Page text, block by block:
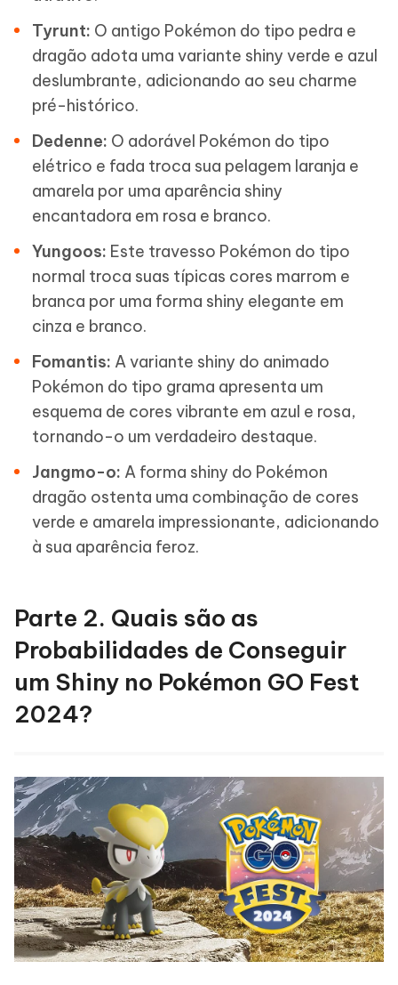
Tyrunt: O antigo Pokémon do tipo pedra e
dragão adota uma variante shiny verde e azul
deslumbrante, adicionando ao seu charme
pré-histórico.
Dedenne: O adorável Pokémon do tipo
elétrico e fada troca sua pelagem laranja e
amarela por uma aparência shiny
encantadora em rosa e branco.
Yungoos: Este travesso Pokémon do tipo
normal troca suas típicas cores marrom e
branca por uma forma shiny elegante em
cinza e branco.
Fomantis: A variante shiny do animado
Pokémon do tipo grama apresenta um
esquema de cores vibrante em azul e rosa,
tornando-o um verdadeiro destaque.
Jangmo-o: A forma shiny do Pokémon
dragão ostenta uma combinação de cores
verde e amarela impressionante, adicionando
à sua aparência feroz.
Parte 2. Quais são as
Probabilidades de Conseguir
um Shiny no Pokémon GO Fest
2024?